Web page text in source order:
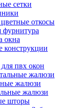
сетки
откосы
фурнитура
окна
пвх окон
жалюзи
жалюзи
жалюзи
шторы